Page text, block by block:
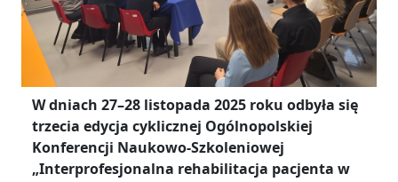
W dniach 27–28 listopada 2025 roku odbyła się
trzecia edycja cyklicznej Ogólnopolskiej
Konferencji Naukowo-Szkoleniowej
„Interprofesjonalna rehabilitacja pacjenta w